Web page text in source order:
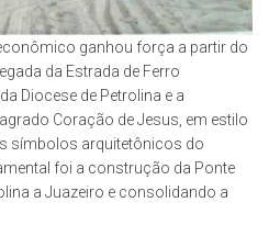
ganhou força a partir do
da Estrada de Ferro
Diocese de Petrolina e a
Coração de Jesus, em estilo
símbolos arquitetônicos do
foi a construção da Ponte
a Juazeiro e consolidando a